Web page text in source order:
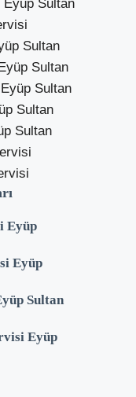
Sultan
Sultan
Sultan
Sultan
Sultan
Sultan
Eyüp
Eyüp
Sultan
Eyüp